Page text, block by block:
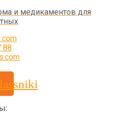
и медикаментов для
88